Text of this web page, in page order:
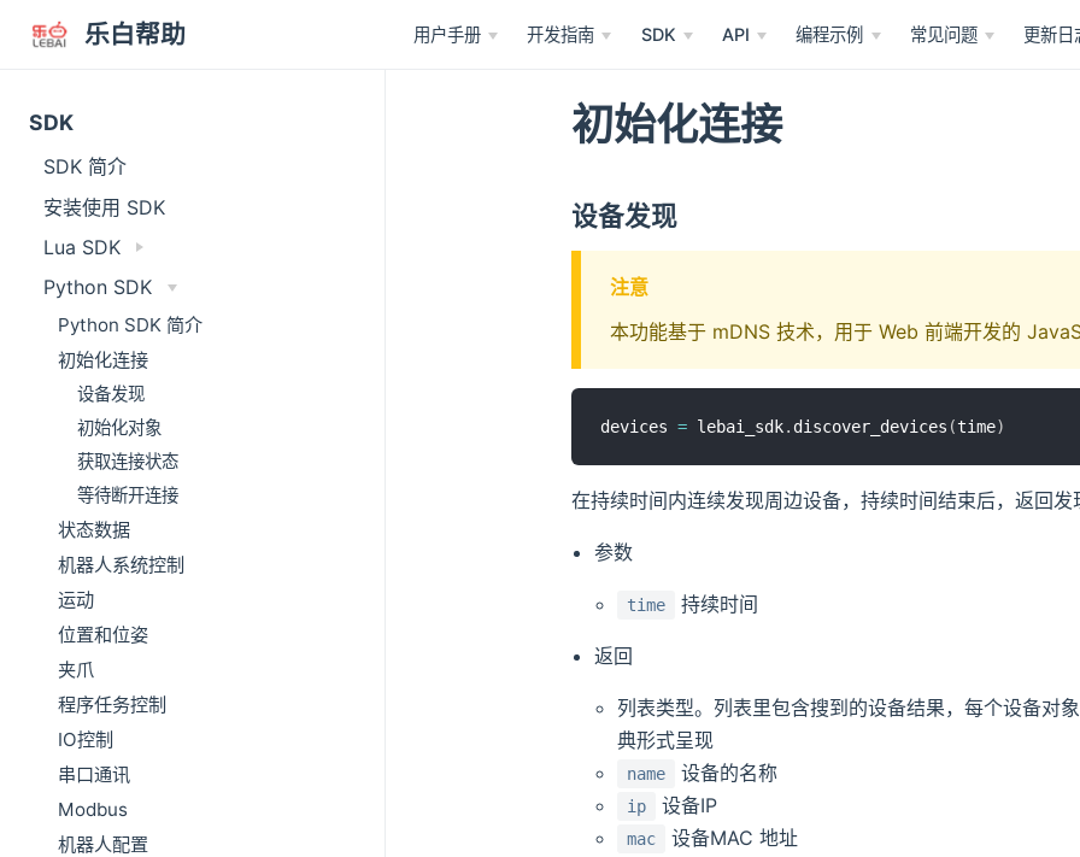
乐白帮助 用户手册 开发指南 SDK API 编程示例 常见问题 更新日
SDK
SDK 简介
安装使用 SDK
Lua SDK
Python SDK
Python SDK 简介
初始化连接
设备发现
初始化对象
获取连接状态
等待断开连接
状态数据
机器人系统控制
运动
位置和位姿
夹爪
程序任务控制
IO控制
串口通讯
Modbus
机器人配置
初始化连接
设备发现
注意
本功能基于 mDNS 技术，用于 Web 前端开发的
devices = lebai_sdk. discover_devices (time)
在持续时间内连续发现周边设备，持续时间结束后，返回
参数
time 持续时间
返回
列表类型。列表里包含搜到的设备结果，每个设备对
典形式呈现
name 设备的名称
ip 设备IP
mac 设备MAC 地址